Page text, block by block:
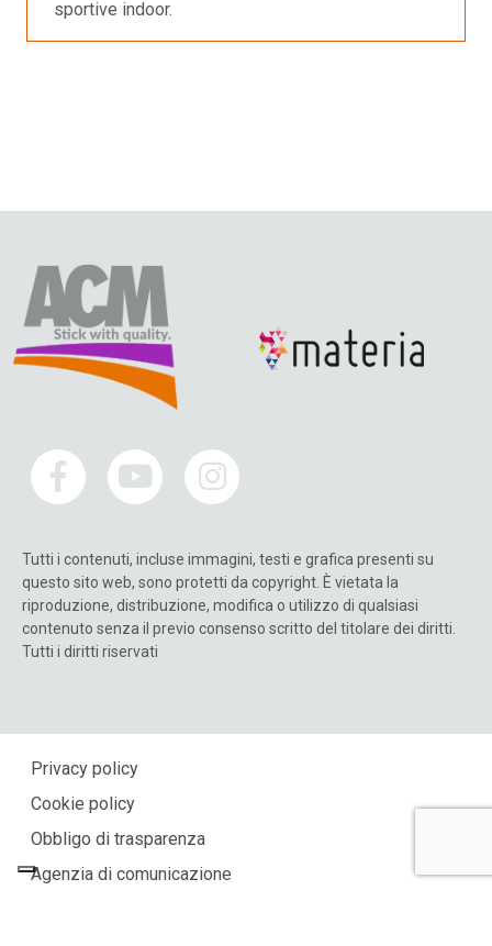
sportive indoor.
Tutti i contenuti, incluse immagini, testi e grafica presenti su
questo sito web, sono protetti da copyright. È vietata la
riproduzione, distribuzione, modifica o utilizzo di qualsiasi
contenuto senza il previo consenso scritto del titolare dei diritti.
Tutti i diritti riservati
Privacy policy
Cookie policy
Obbligo di trasparenza
Agenzia di comunicazione